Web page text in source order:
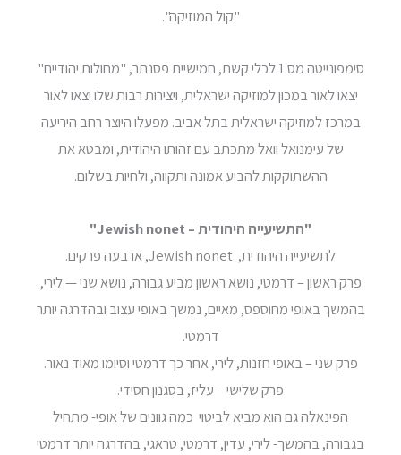
"קול המוזיקה".
סימפונייטה מס 1 לכלי קשת, חמישיית פסנתר, "מחולות יהודיים"
יצאו לאור במכון למוזיקה ישראלית, ויצירות רבות שלו יצאו לאור
במרכז למוזיקה ישראלית בתל אביב. מפעלו היוצר רחב היריעה
של עימנואל וואל מתכתב עם זהותו היהודית, ומבטא את
ההשתוקקות להביע אמונה ותקווה, ולחיות בשלום.
"התשיעייה היהודית – Jewish nonet
"
לתשיעייה היהודית, Jewish nonet, ארבעה פרקים.
פרק ראשון – דרמטי, נושא ראשון מביע גבורה, נושא שני — לירי,
בהמשך באופי מחוספס, מאיים, נמשך באופי עצוב ובהדרגה יותר
דרמטי.
פרק שני – באופי חזנות, לירי, אחר כך דרמטי וסיומו מאוד נאור.
פרק שלישי – עליז, בסגנון חסידי.
הפינאלה גם הוא מביא לביטוי כמה גוונים של אופי- מתחיל
בגבורה, בהמשך- לירי, עדין, דרמטי, טראגי, בהדרגה יותר דרמטי